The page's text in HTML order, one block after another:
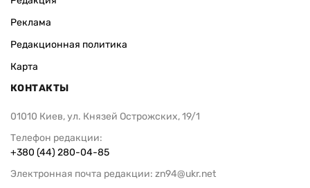
Реклама
Редакционная политика
Карта
КОНТАКТЫ
01010 Киев, ул. Князей Острожских, 19/1
Телефон редакции:
+380 (44) 280-04-85
Электронная почта редакции: zn94@ukr.net